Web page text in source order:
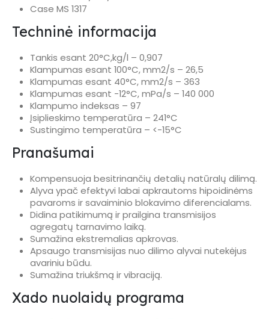
Case MS 1317
Techninė informacija
Tankis esant 20°C,kg/l – 0,907
Klampumas esant 100°C, mm2/s – 26,5
Klampumas esant 40°C, mm2/s – 363
Klampumas esant -12°C, mPa/s – 140 000
Klampumo indeksas – 97
Įsiplieskimo temperatūra – 241°C
Sustingimo temperatūra – <-15°C
Pranašumai
Kompensuoja besitrinančių detalių natūralų dilimą.
Alyva ypač efektyvi labai apkrautoms hipoidinėms
pavaroms ir savaiminio blokavimo diferencialams.
Didina patikimumą ir prailgina transmisijos
agregatų tarnavimo laiką.
Sumažina ekstremalias apkrovas.
Apsaugo transmisijas nuo dilimo alyvai nutekėjus
avariniu būdu.
Sumažina triukšmą ir vibraciją.
Xado nuolaidų programa